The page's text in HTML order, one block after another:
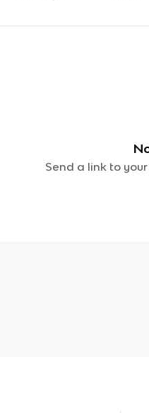
Send a link to